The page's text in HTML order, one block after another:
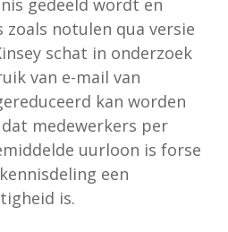
gedeeld wordt en
notulen qua versie
schat in onderzoek
van e-mail van
kan worden
medewerkers per
uurloon is forse
een
is.